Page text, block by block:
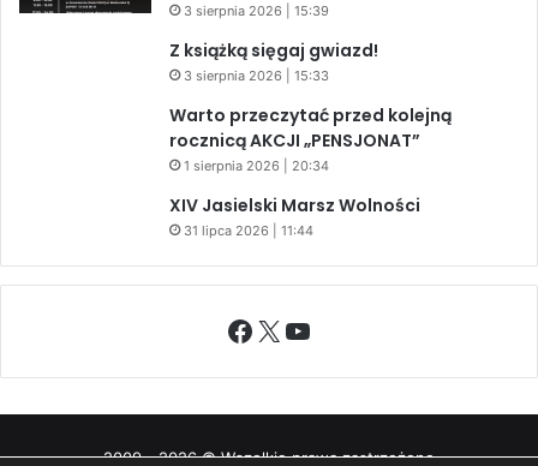
3 sierpnia 2026 | 15:39
Z książką sięgaj gwiazd!
3 sierpnia 2026 | 15:33
Warto przeczytać przed kolejną
rocznicą AKCJI „PENSJONAT”
1 sierpnia 2026 | 20:34
XIV Jasielski Marsz Wolności
31 lipca 2026 | 11:44
Facebook
X YouTube
2009 - 2026 © Wszelkie prawa zastrzeżone